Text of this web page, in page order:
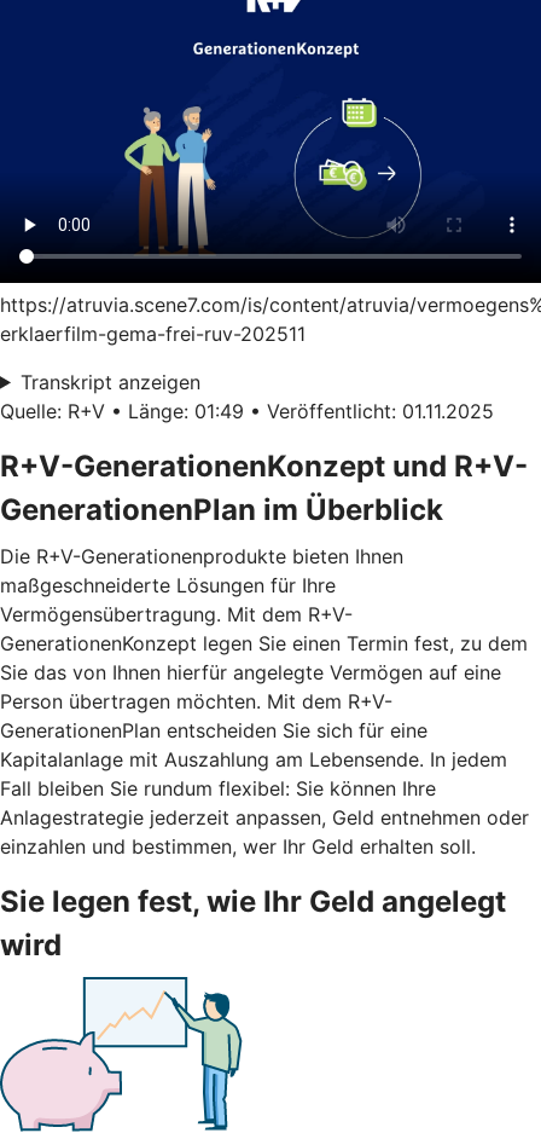
https://atruvia.scene7.com/is/content/atruvia/
erklaerfilm-gema-frei-ruv-202511
Transkript anzeigen
Quelle: R+V • Länge: 01:49 • Veröffentlicht: 01.11.2025
R+V-GenerationenKonzept und R+V-
GenerationenPlan im Überblick
Die R+V-Generationenprodukte bieten Ihnen
maßgeschneiderte Lösungen für Ihre
Vermögensübertragung. Mit dem R+V-
GenerationenKonzept legen Sie einen Termin fest, zu dem
Sie das von Ihnen hierfür angelegte Vermögen auf eine
Person übertragen möchten. Mit dem R+V-
GenerationenPlan entscheiden Sie sich für eine
Kapitalanlage mit Auszahlung am Lebensende. In jedem
Fall bleiben Sie rundum flexibel: Sie können Ihre
Anlagestrategie jederzeit anpassen, Geld entnehmen oder
einzahlen und bestimmen, wer Ihr Geld erhalten soll.
Sie legen fest, wie Ihr Geld angelegt
wird